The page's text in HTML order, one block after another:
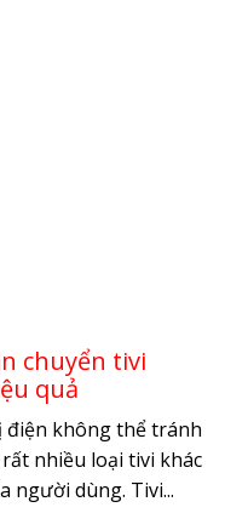
chuyển tivi
quả
điện không thể tránh
nhiều loại tivi khác
người dùng. Tivi...